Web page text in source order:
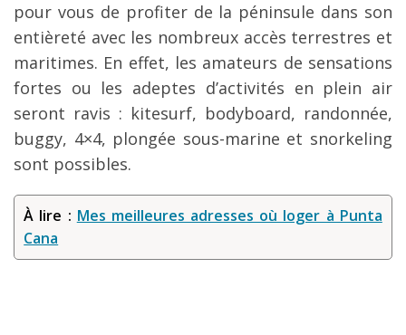
pour vous de profiter de la péninsule dans son
entièreté avec les nombreux accès terrestres et
maritimes. En effet, les amateurs de sensations
fortes ou les adeptes d’activités en plein air
seront ravis : kitesurf, bodyboard, randonnée,
buggy, 4×4, plongée sous-marine et snorkeling
sont possibles.
À lire : Mes meilleures adresses où loger à Punta
Cana